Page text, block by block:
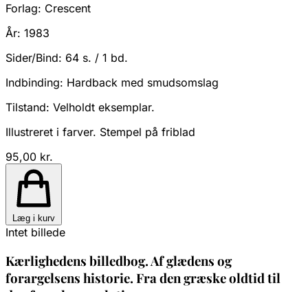
Forlag: Crescent
År: 1983
Sider/Bind: 64 s. / 1 bd.
Indbinding: Hardback med smudsomslag
Tilstand: Velholdt eksemplar.
Illustreret i farver. Stempel på friblad
95,00 kr.
Læg i kurv
Intet billede
Kærlighedens billedbog. Af glædens og
forargelsens historie. Fra den græske oldtid til